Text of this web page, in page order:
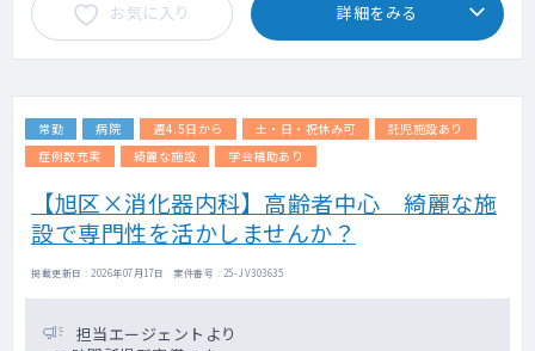
お気に入り 詳細をみる
常勤 病院 週4.5日から 土・日・祝休み可
託児施設あり
症例数充実
綺麗な施設 学会補助あり
【旭区×消化器内科】高齢者中心 綺麗な施
設で専門性を活かしませんか？
掲載更新日 : 2026年07月17日 案件番号 : 25-JV303635
担当エージェントより